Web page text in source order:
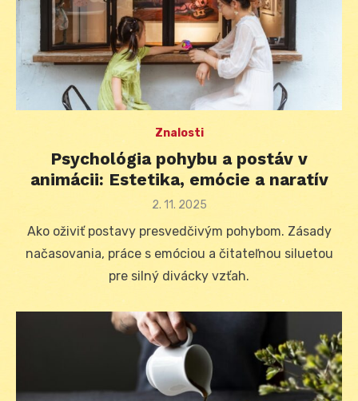
Znalosti
Psychológia pohybu a postáv v
animácii: Estetika, emócie a naratív
Posted
2. 11. 2025
Ako oživiť postavy presvedčivým pohybom. Zásady
načasovania, práce s emóciou a čitateľnou siluetou
pre silný divácky vzťah.